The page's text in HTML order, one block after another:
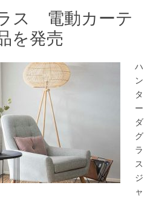
ス 電動カーテ
を発売
ハ
ン
タ
ー
ダ
グ
ラ
ス
ジ
ャ